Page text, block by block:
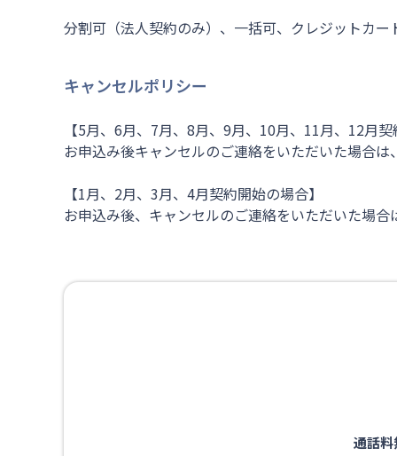
分割可（法人契約のみ）、一括可、クレジットカー
キャンセルポリシー
【5月、6月、7月、8月、9月、10月、11月、12月契
お申込み後キャンセルのご連絡をいただいた場合
【1月、2月、3月、4月契約開始の場合】
お申込み後、キャンセルのご連絡をいただいた場
通話料